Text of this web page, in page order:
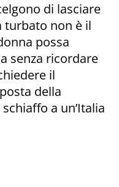
di lasciare
turbato non è il
possa
senza ricordare
il
della
a un’Italia